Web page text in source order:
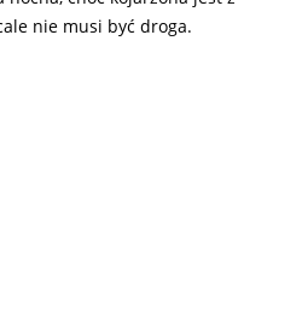
nie musi być droga.